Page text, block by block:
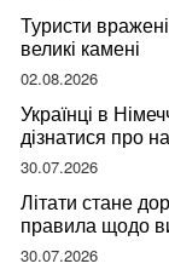
Туристи
великі камені
02.08.2026
Українці в
дізнатися про
30.07.2026
Літати стане
правила щодо
30.07.2026